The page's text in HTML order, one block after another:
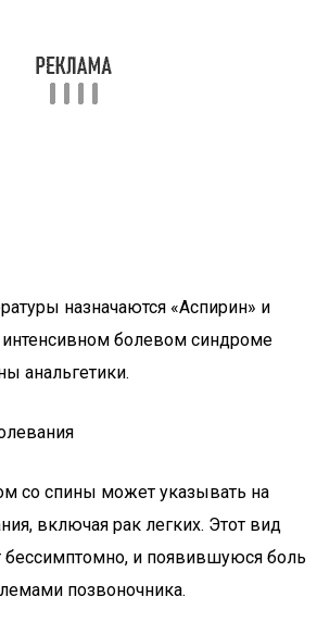
назначаются «Аспирин» и
болевом синдроме
анальгетики.
со спины может указывать на
включая рак легких. Этот вид
бессимптомно, и появившуюся боль
позвоночника.